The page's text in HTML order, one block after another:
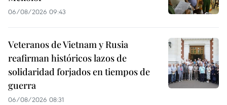
06/08/2026 09:43
Veteranos de Vietnam y Rusia
reafirman históricos lazos de
solidaridad forjados en tiempos de
guerra
06/08/2026 08:31